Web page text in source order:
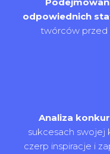
odpowiednich
twórców przed
Analiza
sukcesach swojej
czerp inspiracje i